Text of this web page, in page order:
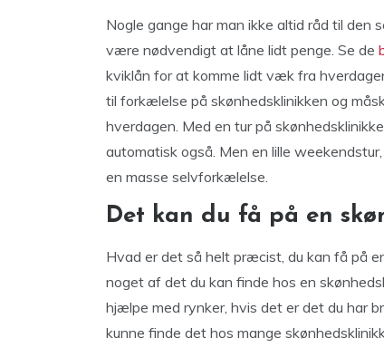
Nogle gange har man ikke altid råd til
være nødvendigt at låne lidt penge. Se de
kviklån for at komme lidt væk fra
til forkælelse på skønhedsklinikken og
hverdagen. Med en tur på
automatisk også. Men en lille
en masse selvforkælelse.
Det kan du få på en
Hvad er det så helt præcist, du kan få på
noget af det du kan finde hos en
hjælpe med rynker, hvis det er det du har
kunne finde det hos mange